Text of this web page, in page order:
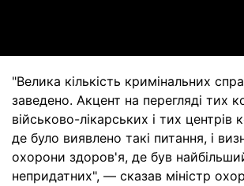
"Велика кількість кримінальних
заведено. Акцент на перегляді тих
військово-лікарських і тих центрів
де було виявлено такі питання, і
охорони здоров'я, де був
непридатних", — сказав міністр